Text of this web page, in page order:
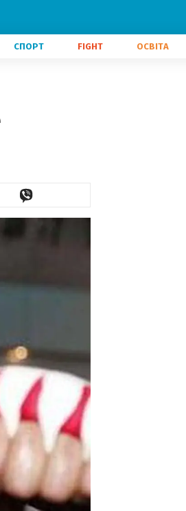
СПОРТ FIGHT ОСВІТА